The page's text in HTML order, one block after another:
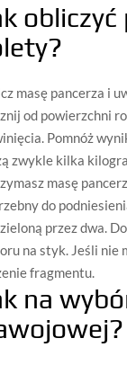
masę pancerza i
od powierzchni
Pomnóż
zwykle kilka
masę
do
przez dwa.
na styk. Jeśli nie
fragmentu.
na